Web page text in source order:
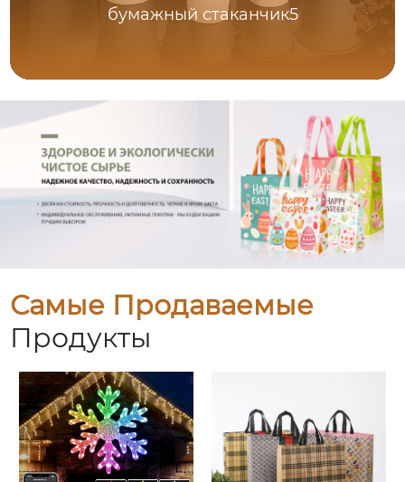
бумажный стаканчик5
Самые Продаваемые
Продукты